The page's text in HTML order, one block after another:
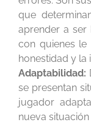
que
aprender a
con quienes le
honestidad y la
Adaptabilidad:
se presentan
jugador
nueva